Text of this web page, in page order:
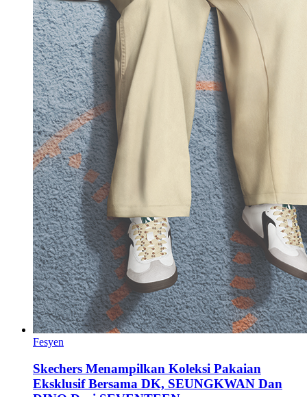
Fesyen
Skechers Menampilkan Koleksi Pakaian
Eksklusif Bersama DK, SEUNGKWAN Dan